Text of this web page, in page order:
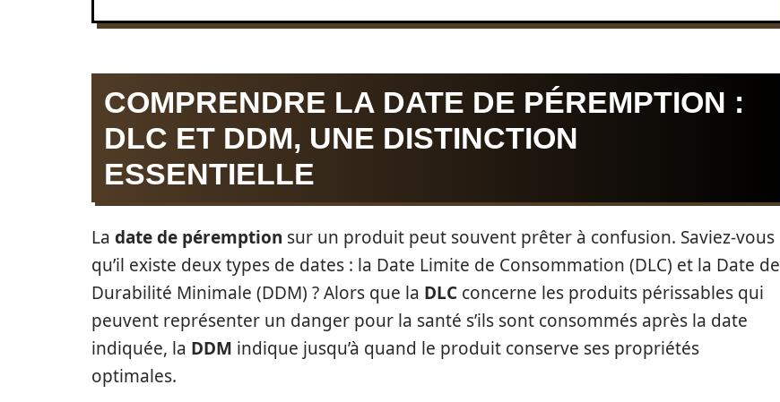
COMPRENDRE LA DATE DE PÉREMPTION :
DLC ET DDM, UNE DISTINCTION
ESSENTIELLE
La date de péremption sur un produit peut souvent prêter à confusion. Saviez-vous
qu’il existe deux types de dates : la Date Limite de Consommation (DLC) et la Date de
Durabilité Minimale (DDM) ? Alors que la DLC concerne les produits périssables qui
peuvent représenter un danger pour la santé s’ils sont consommés après la date
indiquée, la DDM indique jusqu’à quand le produit conserve ses propriétés
optimales.